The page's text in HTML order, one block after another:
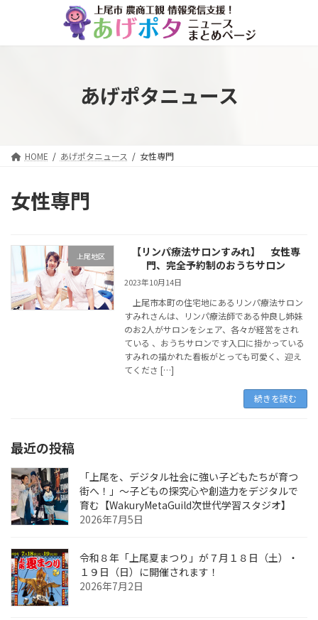
ン
ー
あげポタニュース
HOME あげポタニュース 女性専門
女性専門
上尾地区
【リンパ療法サロンすみれ】 女性専
門、完全予約制のおうちサロン
2023年10月14日
上尾市本町の住宅地にあるリンパ療法サロン
すみれさんは、リンパ療法師である仲良し姉妹
のお2人がサロンをシェア、各々が経営をされ
ている 、おうちサロンです入口に掛かっている
すみれの描かれた看板がとっても可愛く、迎え
てくださ […]
続きを読む
最近の投稿
「上尾を、デジタル社会に強い子どもたちが育つ
街へ！」〜子どもの探究心や創造力をデジタルで
育む【WakuryMetaGuild次世代学習スタジオ】
2026年7月5日
令和８年「上尾夏まつり」が７月１８日（土）・
１９日（日）に開催されます！
2026年7月2日